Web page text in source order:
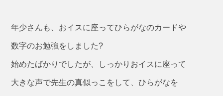
年少さんも、おイスに座ってひらがなのカードや
数字のお勉強をしました?
始めたばかりでしたが、しっかりおイスに座って
大きな声で先生の真似っこをして、ひらがなを